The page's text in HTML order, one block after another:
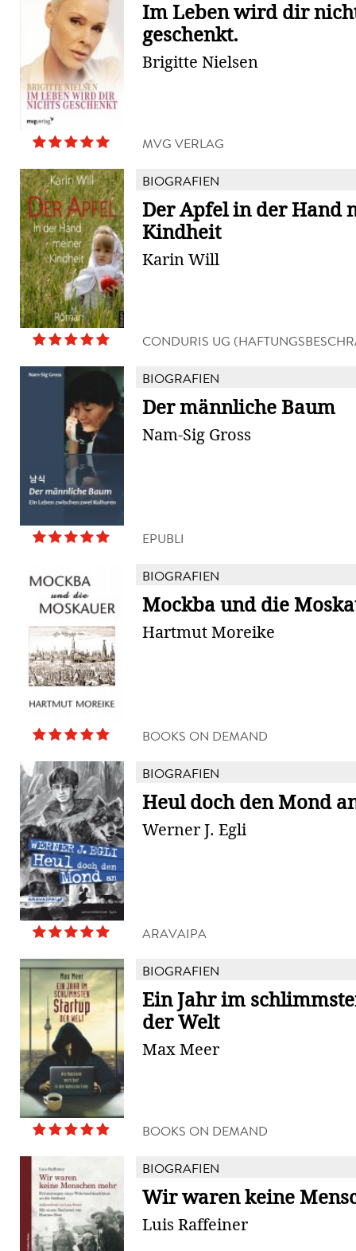
Im Leben wird dir
geschenkt.
Brigitte Nielsen
MVG VERLAG
BIOGRAFIEN
Der Apfel in der Hand
Kindheit
Karin Will
CONDURIS UG
BIOGRAFIEN
Der männliche Baum
Nam-Sig Gross
EPUBLI
BIOGRAFIEN
Mockba und die
Hartmut Moreike
BOOKS ON DEMAND
BIOGRAFIEN
Heul doch den Mond
Werner J. Egli
ARAVAIPA
BIOGRAFIEN
Ein Jahr im
der Welt
Max Meer
BOOKS ON DEMAND
BIOGRAFIEN
Wir waren keine
Luis Raffeiner